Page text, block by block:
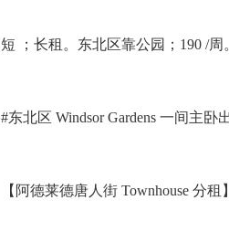
短 ；长租。东北区靠公园；190 /周
#东北区 Windsor Gardens 一间主卧
【阿德莱德唐人街 Townhouse 分租